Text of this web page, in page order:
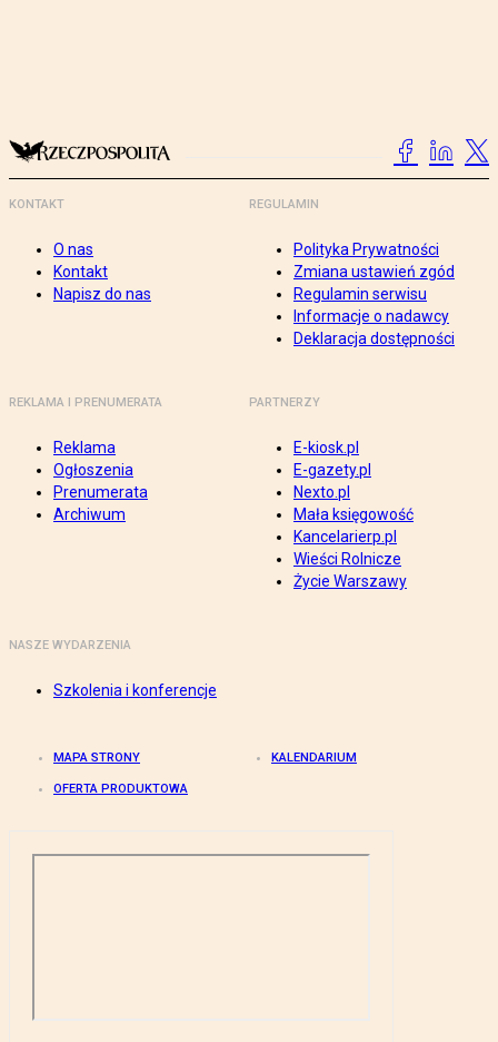
KONTAKT
O nas
Kontakt
Napisz do nas
REGULAMIN
Polityka Prywatności
Zmiana ustawień zgód
Regulamin serwisu
Informacje o nadawcy
Deklaracja dostępności
REKLAMA I PRENUMERATA
Reklama
Ogłoszenia
Prenumerata
Archiwum
PARTNERZY
E-kiosk.pl
E-gazety.pl
Nexto.pl
Mała księgowość
Kancelarierp.pl
Wieści Rolnicze
Życie Warszawy
NASZE WYDARZENIA
Szkolenia i konferencje
MAPA STRONY KALENDARIUM
OFERTA PRODUKTOWA